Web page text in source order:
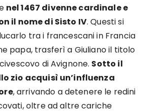
nel 1467 divenne cardinale e
il nome di Sisto IV. Questi si
tra i francescani in Francia
papa, trasferì a Giuliano il titolo
di Avignone. Sotto il
zio acquisì un’influenza
, arrivando a detenere le redini
oltre ad altre cariche